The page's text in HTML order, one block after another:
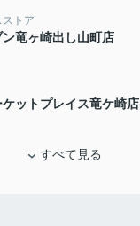
ストア
竜ヶ崎出し山町店
ットプレイス竜ケ崎店
すべて見る